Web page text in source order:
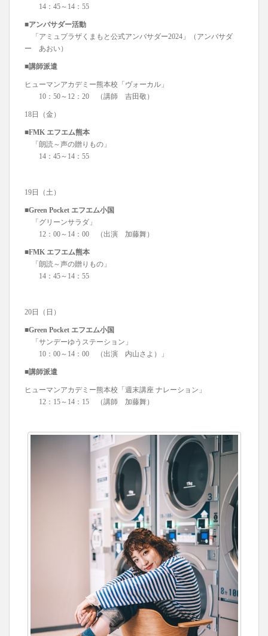
14：45～14：55
■アンバサダー活動
「アミュプラザくまもと公式アンバサダー2024」（アンバサダ
ー あおい）
■講師派遣
ヒューマンアカデミー熊本校「ヴォーカル」
10：50～12：20 （講師 吉田敬）
18日（金）
■FMK エフエム熊本
「朗読～声の贈りもの」
14：45～14：55
19日（土）
■Green Pocket エフエム小国
「グリーンサラダ」
12：00～14：00 （出演 加藤舞）
■FMK エフエム熊本
「朗読～声の贈りもの」
14：45～14：55
20日（日）
■Green Pocket エフエム小国
「サンデーゆうステーション」
10：00～14：00 （出演 内山さよ）」
■講師派遣
ヒューマンアカデミー熊本校「週末講座 ナレーション」
12：15～14：15 （講師 加藤舞）